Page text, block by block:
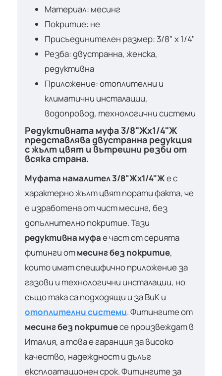
Материал: месинг
Покритие: не
Присъединителен размер: 3/8" х 1/4"
Резба: двустранна, женска,
редуктивна
Приложение: отоплителни и
климатични инсталации,
водопровод, технологични системи
Редуктивната муфа 3/8"Жх1/4"Ж
представлява двустранна редукция
с жълт цвят и вътрешни резби от
всяка страна.
Муфата намалител 3/8"Жх1/4"Же с
характерно жълт цвят порати факта, че
е изработена от чист месинг, без
допълнително покритие. Тази
редуктивна муфае част от серията
фитинги отмесинг без покритие,
които имат специфично приложение за
газови и технологични инсталации, но
също така са подходящи и за ВиК и
отоплителни системи. Фитингите от
месинг без покритиесе произвеждат в
Италия, а това е гаранция за високо
качество, надеждност и дълъг
експлоатационен срок. Фитингите за